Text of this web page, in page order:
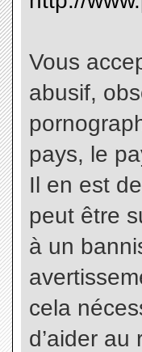
Vous
abusif,
pays, le
Il en est
peut être
à un
cela
d’aider